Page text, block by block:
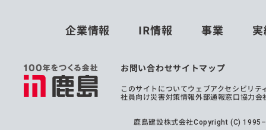
企業情報 IR情報 事業
お問い合わせサイトマップ
このサイトについてウェブアクセシビリテ
社員向け災害対策情報外部通報窓口協力会
鹿島建設株式会社Copyright (C)